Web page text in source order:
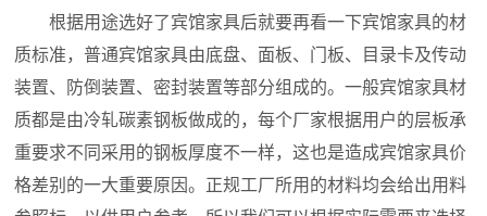
根据用途选好了宾馆家具后就要再看一下宾馆家具的材
质标准，普通宾馆家具由底盘、面板、门板、目录卡及传动
装置、防倒装置、密封装置等部分组成的。一般宾馆家具材
质都是由冷轧碳素钢板做成的，每个厂家根据用户的层板承
重要求不同采用的钢板厚度不一样，这也是造成宾馆家具价
格差别的一大重要原因。正规工厂所用的材料均会给出用料